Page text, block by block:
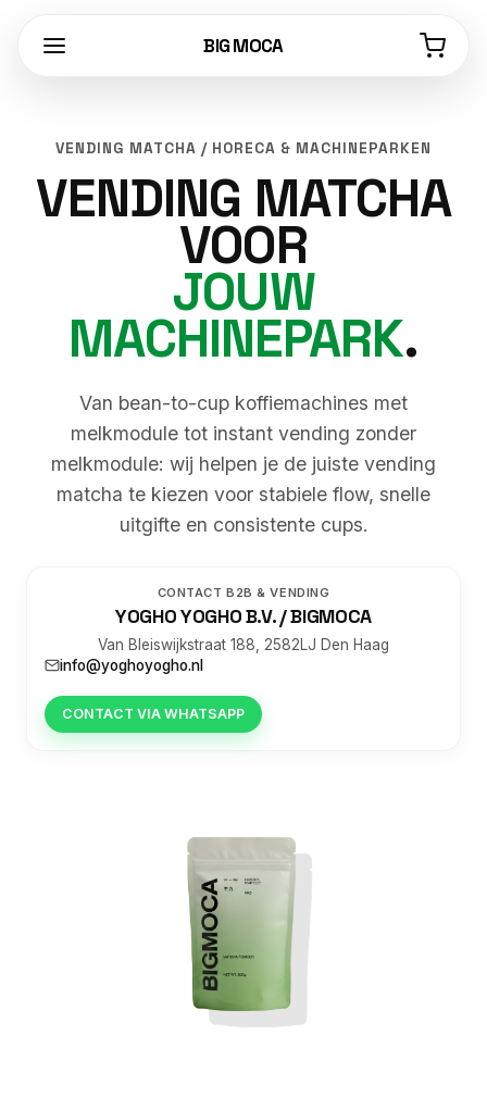
BIG MOCA
VENDING MATCHA / HORECA & MACHINEPARKEN
VENDING MATCHA
VOOR
JOUW
MACHINEPARK.
Van bean-to-cup koffiemachines met
melkmodule tot instant vending zonder
melkmodule: wij helpen je de juiste vending
matcha te kiezen voor stabiele flow, snelle
uitgifte en consistente cups.
CONTACT B2B & VENDING
YOGHO YOGHO B.V. / BIGMOCA
Van Bleiswijkstraat 188, 2582LJ Den Haag
info@yoghoyogho.nl
CONTACT VIA WHATSAPP